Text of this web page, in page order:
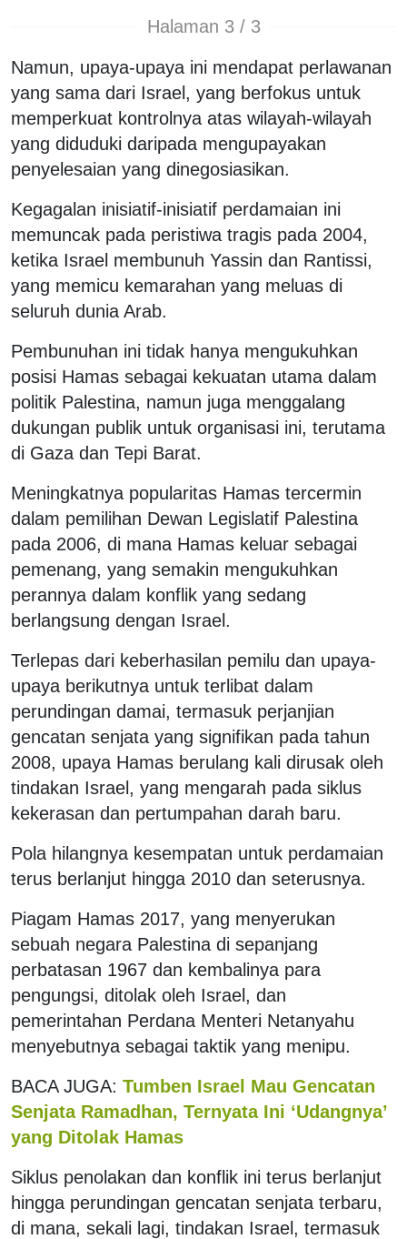
Halaman 3 / 3
Namun, upaya-upaya ini mendapat perlawanan
yang sama dari Israel, yang berfokus untuk
memperkuat kontrolnya atas wilayah-wilayah
yang diduduki daripada mengupayakan
penyelesaian yang dinegosiasikan.
Kegagalan inisiatif-inisiatif perdamaian ini
memuncak pada peristiwa tragis pada 2004,
ketika Israel membunuh Yassin dan Rantissi,
yang memicu kemarahan yang meluas di
seluruh dunia Arab.
Pembunuhan ini tidak hanya mengukuhkan
posisi Hamas sebagai kekuatan utama dalam
politik Palestina, namun juga menggalang
dukungan publik untuk organisasi ini, terutama
di Gaza dan Tepi Barat.
Meningkatnya popularitas Hamas tercermin
dalam pemilihan Dewan Legislatif Palestina
pada 2006, di mana Hamas keluar sebagai
pemenang, yang semakin mengukuhkan
perannya dalam konflik yang sedang
berlangsung dengan Israel.
Terlepas dari keberhasilan pemilu dan upaya-
upaya berikutnya untuk terlibat dalam
perundingan damai, termasuk perjanjian
gencatan senjata yang signifikan pada tahun
2008, upaya Hamas berulang kali dirusak oleh
tindakan Israel, yang mengarah pada siklus
kekerasan dan pertumpahan darah baru.
Pola hilangnya kesempatan untuk perdamaian
terus berlanjut hingga 2010 dan seterusnya.
Piagam Hamas 2017, yang menyerukan
sebuah negara Palestina di sepanjang
perbatasan 1967 dan kembalinya para
pengungsi, ditolak oleh Israel, dan
pemerintahan Perdana Menteri Netanyahu
menyebutnya sebagai taktik yang menipu.
BACA JUGA: Tumben Israel Mau Gencatan
Senjata Ramadhan, Ternyata Ini ‘Udangnya’
yang Ditolak Hamas
Siklus penolakan dan konflik ini terus berlanjut
hingga perundingan gencatan senjata terbaru,
di mana, sekali lagi, tindakan Israel, termasuk